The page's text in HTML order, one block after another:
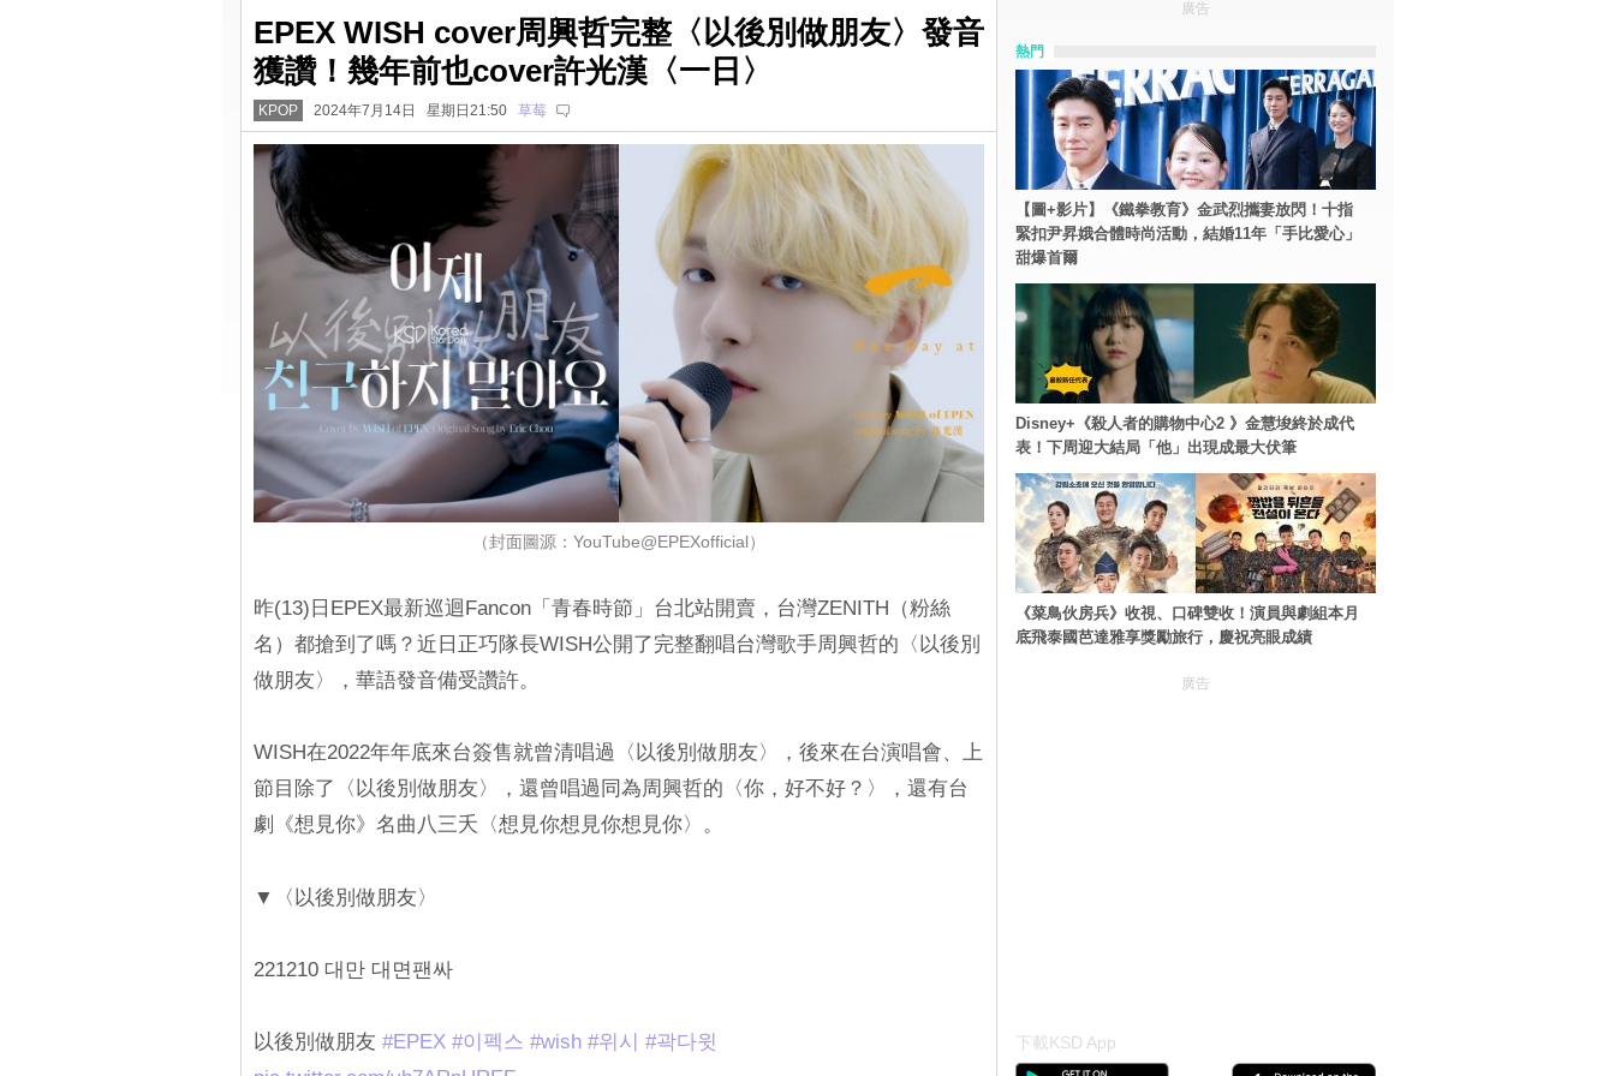
EPEX WISH cover周興哲完整〈以後別做朋友〉發音
獲讚！幾年前也cover許光漢〈一日〉
KPOP 2024年7月14日 星期日21:50 草莓
（封面圖源：YouTube@EPEXofficial）
昨(13)日EPEX最新巡迴Fancon「青春時節」台北站開賣，台灣ZENITH（粉絲
名）都搶到了嗎？近日正巧隊長WISH公開了完整翻唱台灣歌手周興哲的〈以後別
做朋友〉，華語發音備受讚許。
WISH在2022年年底來台簽售就曾清唱過〈以後別做朋友〉，後來在台演唱會、上
節目除了〈以後別做朋友〉，還曾唱過同為周興哲的〈你，好不好？〉，還有台
劇《想見你》名曲八三夭〈想見你想見你想見你〉。
▼〈以後別做朋友〉
221210 대만 대면팬싸
以後別做朋友 #EPEX #이펙스 #wish #위시
#곽다윗
廣告
熱門
【圖+影片】《鐵拳教育》金武烈攜妻放閃！十指
緊扣尹昇娥合體時尚活動，結婚11年「手比愛心」
甜爆首爾
Disney+《殺人者的購物中心2 》金慧埈終於成代
表！下周迎大結局「他」出現成最大伏筆
《菜鳥伙房兵》收視、口碑雙收！演員與劇組本月
底飛泰國芭達雅享獎勵旅行，慶祝亮眼成績
廣告
下載KSD App